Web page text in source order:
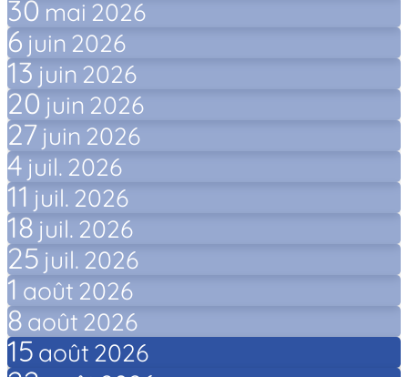
30 mai 2026
6 juin 2026
13 juin 2026
20 juin 2026
27 juin 2026
4 juil. 2026
11 juil. 2026
18 juil. 2026
25 juil. 2026
1 août 2026
8 août 2026
15 août 2026